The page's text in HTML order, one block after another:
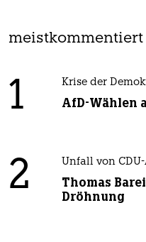
meistkommentiert
1 Krise der
AfD-Wählen
2 Unfall von
Thomas
Dröhnung